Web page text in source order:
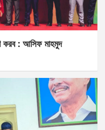
করব : আসিফ মাহমুদ